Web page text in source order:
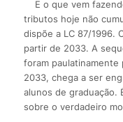
E o que vem
tributos hoje não
dispõe a LC 87/1996.
partir de 2033. A
foram paulatinamente
2033, chega a ser
alunos de graduação.
sobre o verdadeiro